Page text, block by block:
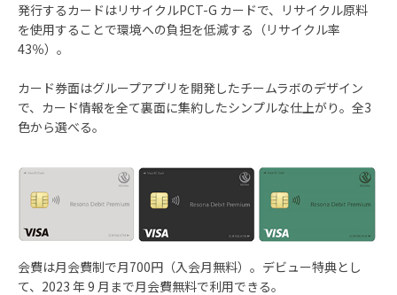
発行するカードはリサイクルPCT-G カードで、リサイクル原料
を使用することで環境への負担を低減する（リサイクル率
43％）。
カード券面はグループアプリを開発したチームラボのデザイン
で、カード情報を全て裏面に集約したシンプルな仕上がり。全3
色から選べる。
会費は月会費制で月700円（入会月無料）。デビュー特典とし
て、2023 年 9 月まで月会費無料で利用できる。